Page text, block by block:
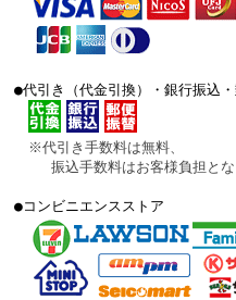
●代引き（代金引換）・銀行振込
※代引き手数料は無料、
振込手数料はお客様負担とな
●コンビニエンスストア